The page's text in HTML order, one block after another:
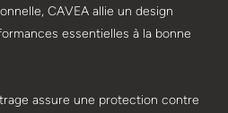
CAVEA allie un design
essentielles à la bonne
assure une protection contre